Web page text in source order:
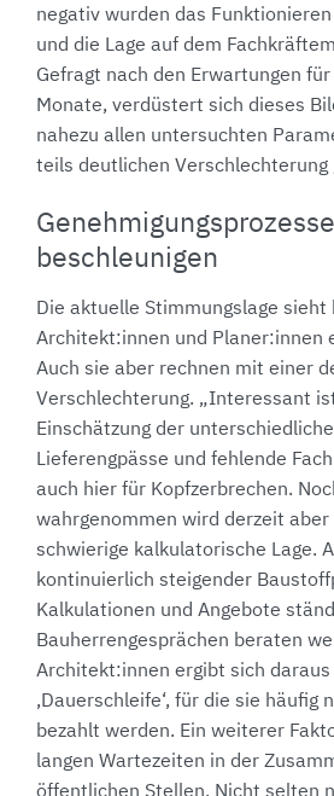
negativ wurden das
und die Lage auf dem
Gefragt nach den Erwartungen
Monate, verdüstert sich dieses
nahezu allen untersuchten
teils deutlichen Verschlechterung
Genehmigungsprozesse
beschleunigen
Die aktuelle Stimmungslage sieht
Architekt:innen und Planer:innen
Auch sie aber rechnen mit einer
Verschlechterung. „Interessant
Einschätzung der
Lieferengpässe und fehlende
auch hier für Kopfzerbrechen.
wahrgenommen wird derzeit aber
schwierige kalkulatorische Lage.
kontinuierlich steigender
Kalkulationen und Angebote
Bauherrengesprächen beraten
Architekt:innen ergibt sich
,Dauerschleife‘, für die sie häufig
bezahlt werden. Ein weiterer
langen Wartezeiten in der
öffentlichen Stellen. Nicht selten